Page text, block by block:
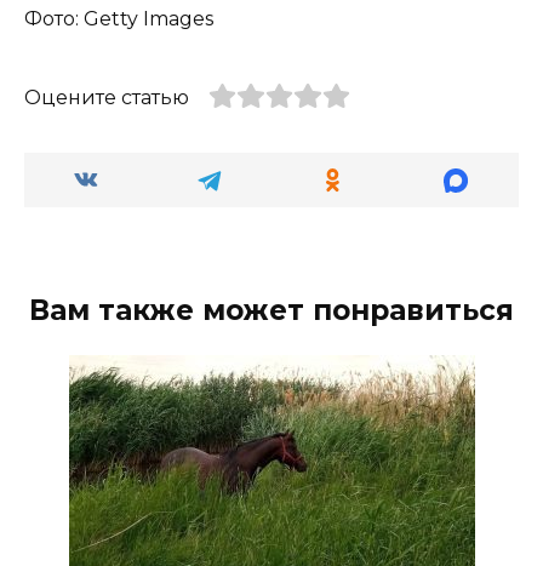
Фото: Getty Images
Оцените статью
Вам также может понравиться